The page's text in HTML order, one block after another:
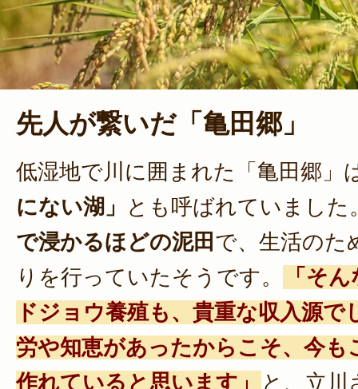
先人が繋いだ「亀田郷」
低湿地で川に囲まれた「亀田郷」
にない湖」
とも呼ばれていました
で浸かるほどの泥田 で、生活のた
りを行っていたそうです。
「そ
ドジョウ養殖も、貴重な収入源で
労や知恵があったからこそ、今も
作れていると思います」
と、立川